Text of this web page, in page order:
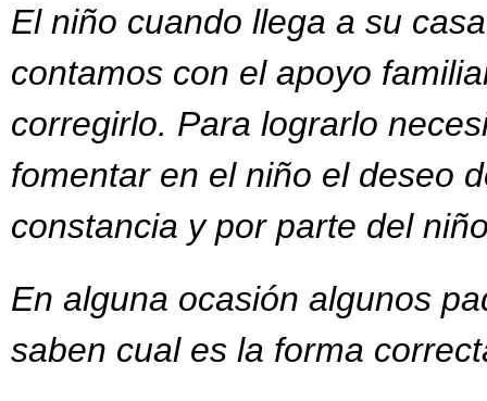
El niño cuando llega a su
contamos con el apoyo
corregirlo. Para lograrlo
fomentar en el niño el deseo
constancia y por parte del
En alguna ocasión algunos
saben cual es la forma